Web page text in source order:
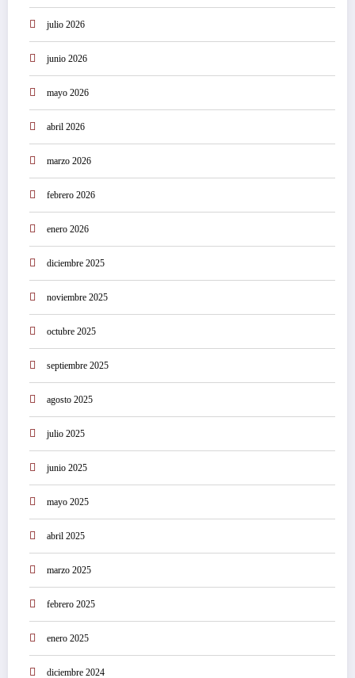
julio 2026
junio 2026
mayo 2026
abril 2026
marzo 2026
febrero 2026
enero 2026
diciembre 2025
noviembre 2025
octubre 2025
septiembre 2025
agosto 2025
julio 2025
junio 2025
mayo 2025
abril 2025
marzo 2025
febrero 2025
enero 2025
diciembre 2024